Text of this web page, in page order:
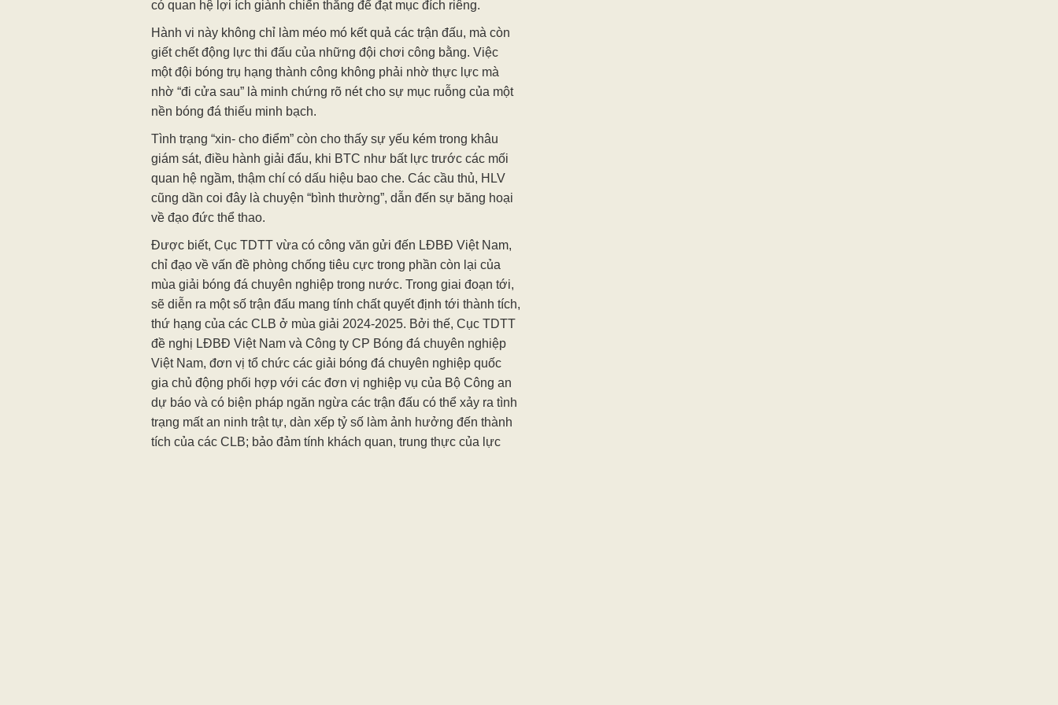
có quan hệ lợi ích giành chiến thắng để đạt mục đích riêng.
Hành vi này không chỉ làm méo mó kết quả các trận đấu, mà còn
giết chết động lực thi đấu của những đội chơi công bằng. Việc
một đội bóng trụ hạng thành công không phải nhờ thực lực mà
nhờ “đi cửa sau” là minh chứng rõ nét cho sự mục ruỗng của một
nền bóng đá thiếu minh bạch.
Tình trạng “xin- cho điểm” còn cho thấy sự yếu kém trong khâu
giám sát, điều hành giải đấu, khi BTC như bất lực trước các mối
quan hệ ngầm, thậm chí có dấu hiệu bao che. Các cầu thủ, HLV
cũng dần coi đây là chuyện “bình thường”, dẫn đến sự băng hoại
về đạo đức thể thao.
Được biết, Cục TDTT vừa có công văn gửi đến LĐBĐ Việt Nam,
chỉ đạo về vấn đề phòng chống tiêu cực trong phần còn lại của
mùa giải bóng đá chuyên nghiệp trong nước. Trong giai đoạn tới,
sẽ diễn ra một số trận đấu mang tính chất quyết định tới thành tích,
thứ hạng của các CLB ở mùa giải 2024-2025. Bởi thế, Cục TDTT
đề nghị LĐBĐ Việt Nam và Công ty CP Bóng đá chuyên nghiệp
Việt Nam, đơn vị tổ chức các giải bóng đá chuyên nghiệp quốc
gia chủ động phối hợp với các đơn vị nghiệp vụ của Bộ Công an
dự báo và có biện pháp ngăn ngừa các trận đấu có thể xảy ra tình
trạng mất an ninh trật tự, dàn xếp tỷ số làm ảnh hưởng đến thành
tích của các CLB; bảo đảm tính khách quan, trung thực của lực